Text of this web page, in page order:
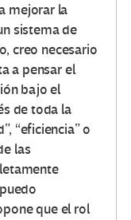
mejorar la
sistema de
creo necesario
a pensar el
bajo el
de toda la
“eficiencia” o
las
que el rol